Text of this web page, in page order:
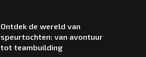
Ontdek de wereld van
speurtochten: van avontuur
tot teambuilding